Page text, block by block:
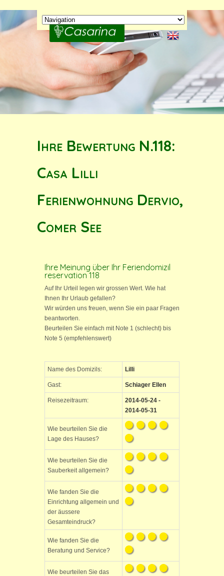
Ihre Bewertung N.118:
Casa Lilli
Ferienwohnung Dervio,
Comer See
Ihre Meinung über Ihr Feriendomizil
reservation 118
Auf Ihr Urteil legen wir grossen Wert. Wie hat
Ihnen Ihr Urlaub gefallen?
Wir würden uns freuen, wenn Sie ein paar Fragen
beantworten.
Beurteilen Sie einfach mit Note 1 (schlecht) bis
Note 5 (empfehlenswert)
Name des Domizils: Lilli
Gast: Schiager Ellen
Reisezeitraum:
2014-05-24 -
2014-05-31
Wie beurteilen Sie die
Lage des Hauses?
Wie beurteilen Sie die
Sauberkeit allgemein?
Wie fanden Sie die
Einrichtung allgemein und
der äussere
Gesamteindruck?
Wie fanden Sie die
Beratung und Service?
Wie beurteilen Sie das